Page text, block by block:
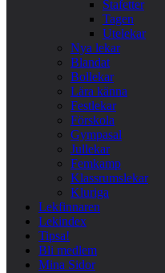
Stafetter
Tagen
Utelekar
Nya lekar
Blandat
Bollekar
Lära känna
Festlekar
Förskola
Gympasal
Jullekar
Femkamp
Klassrumslekar
Kluriga
Lekfinnaren
Lekindex
Tipsa!
Bli medlem
Mina Sidor